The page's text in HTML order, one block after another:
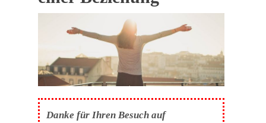
Danke für Ihren Besuch auf